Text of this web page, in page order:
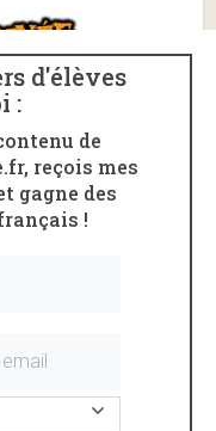
des plus
d'élèves
:
de
reçois mes
gagne des
!